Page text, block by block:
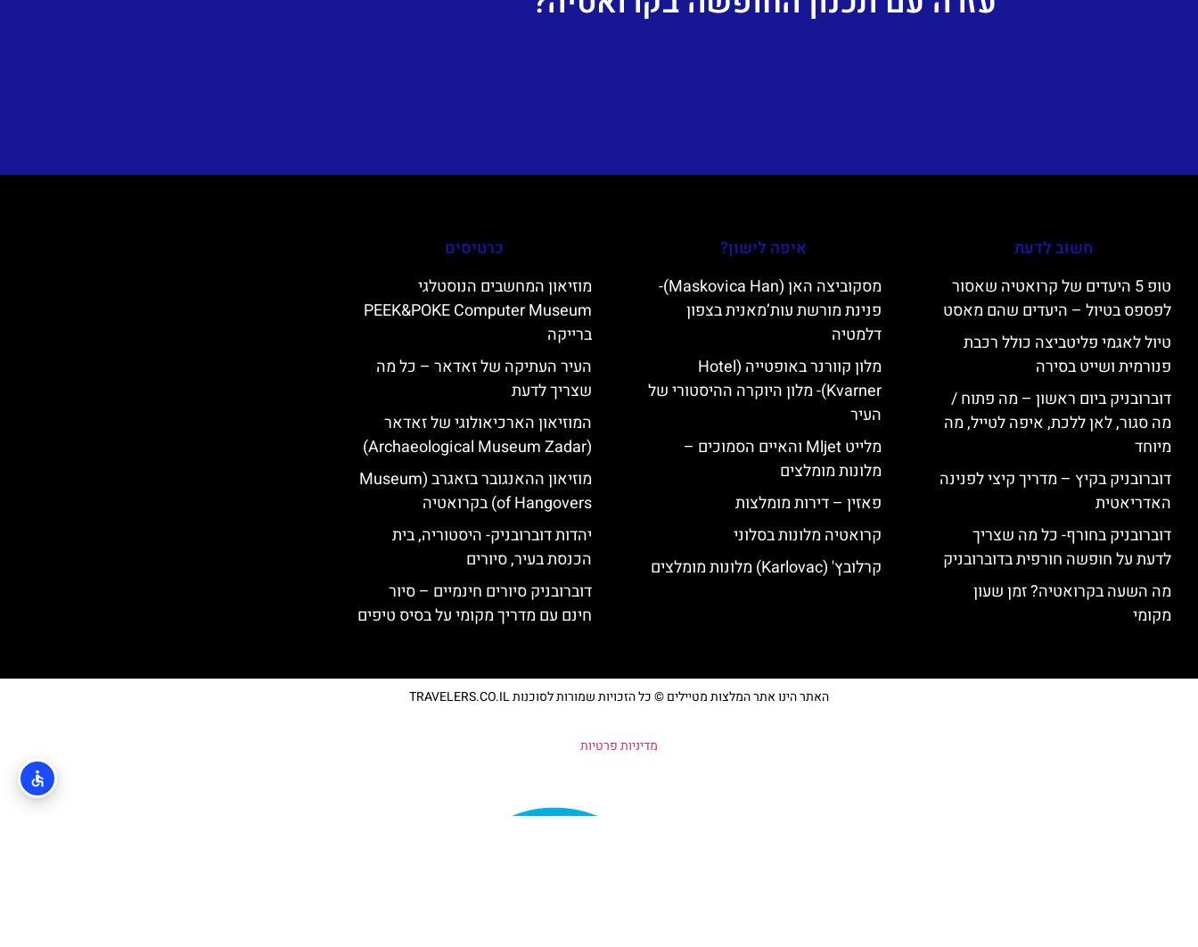
חשוב לדעת
טופ 5 היעדים של קרואטיה שאסור
לפספס בטיול – היעדים שהם מאסט
טיול לאגמי פליטביצה כולל רכבת
פנורמית ושייט בסירה
דוברובניק ביום ראשון – מה פתוח /
מה סגור, לאן ללכת, איפה לטייל, מה
מיוחד
דוברובניק בקיץ – מדריך קיצי לפנינה
האדריאטית
דוברובניק בחורף- כל מה שצריך
לדעת על חופשה חורפית בדוברובניק
מה השעה בקרואטיה? זמן שעון
מקומי
איפה לישון?
מסקוביצה האן (Maskovica Han)-
פנינת מורשת עות’מאנית בצפון
דלמטיה
מלון קוורנר באופטייה (Hotel
Kvarner)- מלון היוקרה ההיסטורי של
העיר
מלייט Mljet והאיים הסמוכים –
מלונות מומלצים
פאזין – דירות מומלצות
קרואטיה מלונות בסלוני
קרלובץ' (Karlovac) מלונות מומלצים
כרטיסים
מוזיאון המחשבים הנוסטלגי
PEEK&POKE Computer Museum
ברייקה
העיר העתיקה של זאדאר – כל מה
שצריך לדעת
המוזיאון הארכיאולוגי של זאדאר
(Archaeological Museum Zadar)
מוזיאון ההאנגובר בזאגרב (Museum
of Hangovers) בקרואטיה
יהדות דוברובניק- היסטוריה, בית
הכנסת בעיר, סיורים
דוברובניק סיורים חינמיים – סיור
חינם עם מדריך מקומי על בסיס טיפים
האתר הינו אתר המלצות מטיילים © כל הזכויות שמורות לסוכנות TRAVELERS.CO.IL
מדיניות פרטיות